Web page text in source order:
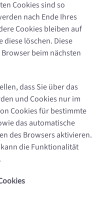
Cookies sind so
nach Ende Ihres
Cookies bleiben auf
diese löschen. Diese
beim nächsten
dass Sie über das
und Cookies nur im
Cookies für bestimmte
das automatische
des Browsers aktivieren.
die Funktionalität